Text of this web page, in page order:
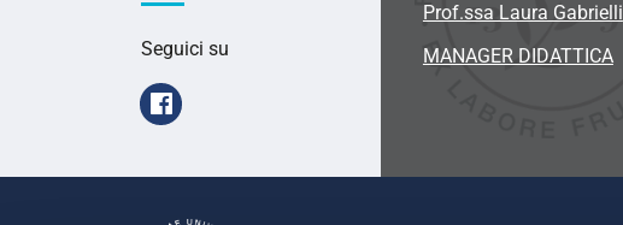
Seguici su
Facebook
Prof.ssa Laura Gabrielli
MANAGER DIDATTICA